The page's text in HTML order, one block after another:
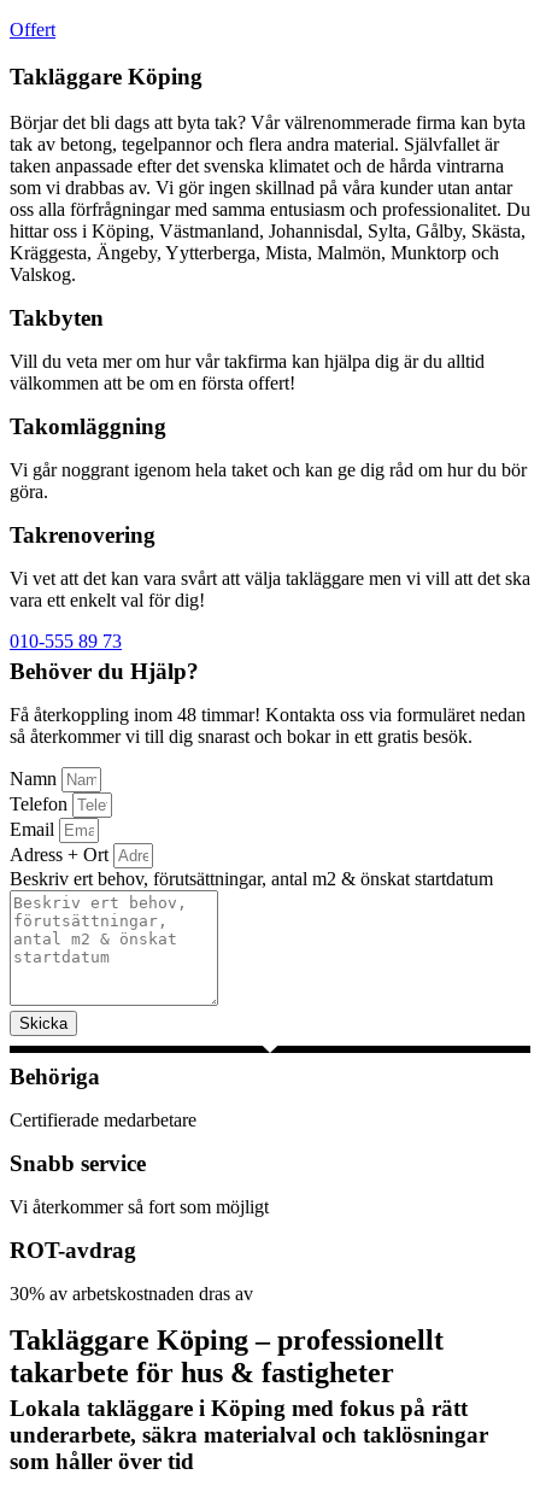
Offert
Takläggare Köping
Börjar det bli dags att byta tak? Vår välrenommerade firma kan byta
tak av betong, tegelpannor och flera andra material. Självfallet är
taken anpassade efter det svenska klimatet och de hårda vintrarna
som vi drabbas av. Vi gör ingen skillnad på våra kunder utan antar
oss alla förfrågningar med samma entusiasm och professionalitet. Du
hittar oss i Köping, Västmanland, Johannisdal, Sylta, Gålby, Skästa,
Kräggesta, Ängeby, Yytterberga, Mista, Malmön, Munktorp och
Valskog.
Takbyten
Vill du veta mer om hur vår takfirma kan hjälpa dig är du alltid
välkommen att be om en första offert!
Takomläggning
Vi går noggrant igenom hela taket och kan ge dig råd om hur du bör
göra.
Takrenovering
Vi vet att det kan vara svårt att välja takläggare men vi vill att det ska
vara ett enkelt val för dig!
010-555 89 73
Behöver du Hjälp?
Få återkoppling inom 48 timmar! Kontakta oss via formuläret nedan
så återkommer vi till dig snarast och bokar in ett gratis besök.
Namn
Telefon
Email
Adress + Ort
Beskriv ert behov, förutsättningar, antal m2 & önskat startdatum
Skicka
Behöriga
Certifierade medarbetare
Snabb service
Vi återkommer så fort som möjligt
ROT-avdrag
30% av arbetskostnaden dras av
Takläggare Köping – professionellt
takarbete för hus & fastigheter
Lokala takläggare i Köping med fokus på rätt
underarbete, säkra materialval och taklösningar
som håller över tid